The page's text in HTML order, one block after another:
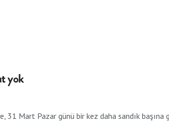
yok
31 Mart Pazar günü bir kez daha sandık